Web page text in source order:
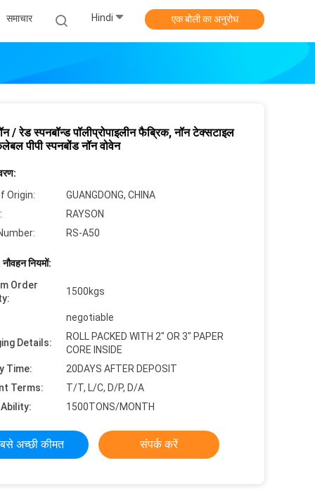
समाचार Hindi एक बोली का अनुरोध
/ रेड स्पनबॉन्ड पॉलीप्रोपाइलीन फैब्रिक, नॉन टेक्सटाइल
पीपी स्पनबोंड नॉन वोवेन
Origin:
GUANGDONG, CHINA
RAYSON
RS-A50
नियमों:
Order
1500kgs
negotiable
Details:
ROLL PACKED WITH 2" OR 3" PAPER
CORE INSIDE
Time:
20DAYS AFTER DEPOSIT
Terms:
T/T, L/C, D/P, D/A
1500TONS/MONTH
अच्छी कीमत संपर्क करें